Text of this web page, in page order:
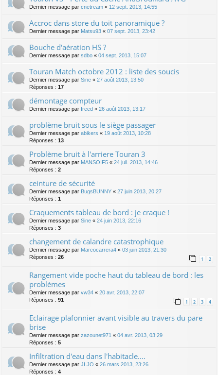
Dernier message par cnetream « 12 sept. 2013, 14:55
Accroc dans store du toit panoramique ?
Dernier message par Matsu93 « 07 sept. 2013, 23:42
Bouche d'aération HS ?
Dernier message par sdbo « 04 sept. 2013, 15:07
Touran Match octobre 2012 : liste des soucis
Dernier message par Sine « 27 août 2013, 13:50
Réponses : 17
démontage compteur
Dernier message par freed « 26 août 2013, 13:17
problème bruit sous le siège passager
Dernier message par abikers « 19 août 2013, 10:28
Réponses : 13
Problème bruit à l'arriere Touran 3
Dernier message par MANSOIF5 « 24 juil. 2013, 14:46
Réponses : 2
ceinture de sécurité
Dernier message par BugsBUNNY « 27 juin 2013, 20:27
Réponses : 1
Craquements tableau de bord : je craque !
Dernier message par Sine « 24 juin 2013, 22:16
Réponses : 3
changement de calandre catastrophique
Dernier message par Marcocarrera4 « 03 juin 2013, 21:30
Réponses : 26 1 2
Rangement vide poche haut du tableau de bord : les
problèmes
Dernier message par vw34 « 20 avr. 2013, 22:07
Réponses : 91 1 2 3 4
Eclairage plafonnier avant visible au travers du pare
brise
Dernier message par zazounet971 « 04 avr. 2013, 03:29
Réponses : 5
Infiltration d'eau dans l'habitacle....
Dernier message par JI.JO « 26 mars 2013, 23:26
Réponses : 4